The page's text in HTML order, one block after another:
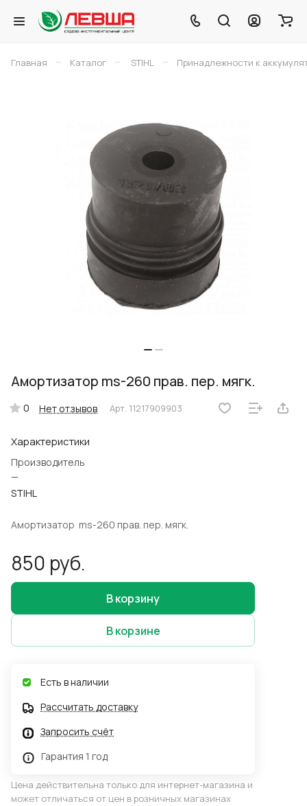
Главная – Каталог – STIHL – Принадлежности к
Амортизатор ms-260 прав. пер. мягк.
0 Нет отзывов Арт. 11217909903
Характеристики
Производитель
—
STIHL
Амортизатор ms-260 прав. пер. мягк.
850 руб.
В корзину
В корзине
Есть в наличии
Рассчитать доставку
Запросить счёт
Гарантия 1 год
Цена действительна только для интернет-магазина и
может отличаться от цен в розничных магазинах